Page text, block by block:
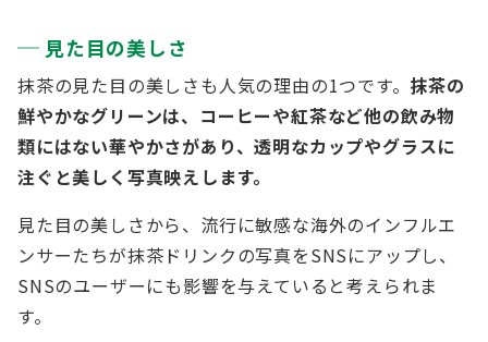
見た目の美しさ
抹茶の見た目の美しさも人気の理由の1つです。 抹茶の
鮮やかなグリーンは、コーヒーや紅茶など他の飲み物
類にはない華やかさがあり、透明なカップやグラスに
注ぐと美しく写真映えします。
見た目の美しさから、流行に敏感な海外のインフルエ
ンサーたちが抹茶ドリンクの写真をSNSにアップし、
SNSのユーザーにも影響を与えていると考えられま
す。